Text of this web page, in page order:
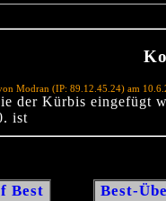
Modran (IP: 89.12.45.24) am
der Kürbis eingefügt
ist
Best Best-